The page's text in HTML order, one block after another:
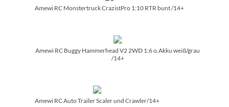
Amewi RC Monstertruck CrazistPro 1:10 RTR bunt /­14+
Amewi RC Buggy Hammerhead V2 2WD 1:6 o.Akku weiß/­grau
/­14+
Amewi RC Auto Trailer Scaler und Crawler/­14+